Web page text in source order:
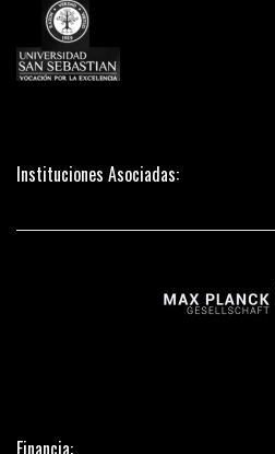
Instituciones Asociadas:
Financia: